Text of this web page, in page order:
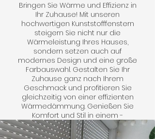
Bringen Sie Wärme und Effizienz in
Ihr Zuhause! Mit unseren
hochwertigen Kunststofffenstern
steigern Sie nicht nur die
Wärmeleistung Ihres Hauses,
sondern setzen auch auf
modernes Design und eine große
Farbauswahl. Gestalten Sie Ihr
Zuhause ganz nach Ihrem
Geschmack und profitieren Sie
gleichzeitig von einer effizienten
Wärmedämmung. Genießen Sie
Komfort und Stil in einem -
entdecken Sie noch heute unsere
vielfältigen Optionen!